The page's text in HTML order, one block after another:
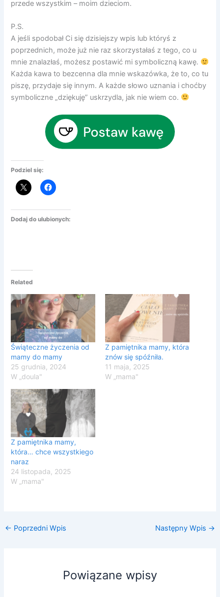
przede wszystkim – moim dzieciom.
P.S.
A jeśli spodobał Ci się dzisiejszy wpis lub któryś z
poprzednich, może już nie raz skorzystałaś z tego, co u
mnie znalazłaś, możesz postawić mi symboliczną kawę.
Każda kawa to bezcenna dla mnie wskazówka, że to, co tu
piszę, przydaje się innym. A każde słowo uznania i choćby
symboliczne „dziękuję” uskrzydla, jak nie wiem co.
Podziel się:
Dodaj do ulubionych:
Related
Świąteczne życzenia od
mamy do mamy
25 grudnia, 2024
W „doula"
Z pamiętnika mamy, która
znów się spóźniła.
11 maja, 2025
W „mama"
Z pamiętnika mamy,
która… chce wszystkiego
naraz
24 listopada, 2025
W „mama"
← Poprzedni Wpis Następny Wpis →
Powiązane wpisy